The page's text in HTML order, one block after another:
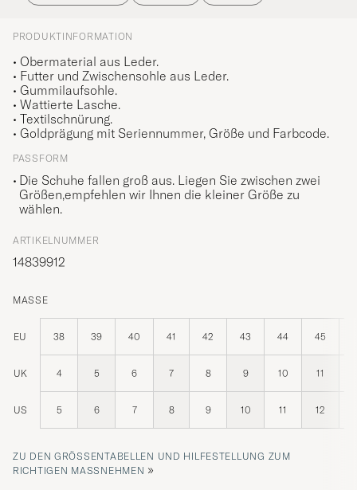
PRODUKTINFORMATION
• Obermaterial aus Leder.
• Futter und Zwischensohle aus Leder.
• Gummilaufsohle.
• Wattierte Lasche.
• Textilschnürung.
• Goldprägung mit Seriennummer, Größe und Farbcode.
PASSFORM
Die Schuhe fallen groß aus. Liegen Sie zwischen zwei
Größen,empfehlen wir Ihnen die kleiner Größe zu
wählen.
ARTIKELNUMMER
14839912
MASSE
EU 38 39 40 41 42 43 44 45
UK 4 5 6 7 8 9 10 11
US 5 6 7 8 9 10 11 12
ZU DEN GRÖSSENTABELLEN UND HILFESTELLUNG ZUM R
ICHTIGEN MASSNEHMEN
»